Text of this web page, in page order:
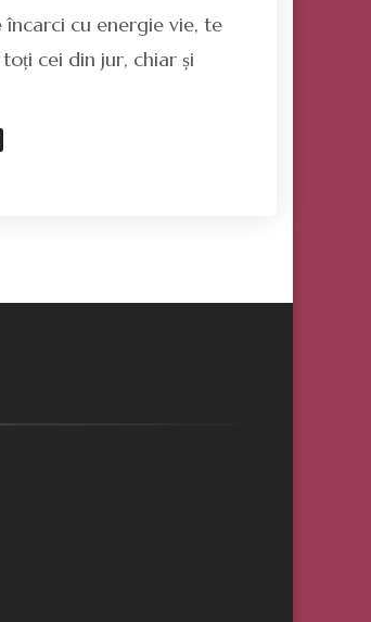
cu energie vie, te
cei din jur, chiar și